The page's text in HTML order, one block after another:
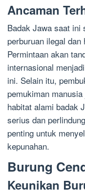
Ancaman
Badak Jawa saat ini
perburuan ilegal
Permintaan akan
internasional
ini. Selain itu,
pemukiman
habitat alami badak
serius dan
penting untuk
kepunahan.
Burung
Keunikan